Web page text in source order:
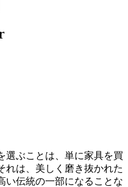
選ぶことは、単に家具を買
れは、美しく磨き抜かれた
い伝統の一部になることな